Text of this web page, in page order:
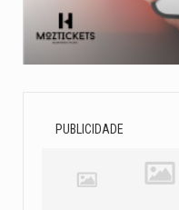
PUBLICIDADE